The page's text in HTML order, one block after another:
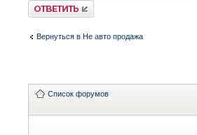
Ответить
Вернуться в Не авто продажа
Список форумов